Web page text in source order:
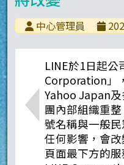
中心管理員
LINE於1日起公
Corporation」
Yahoo Japan
團內部組織重
號名稱與一般
任何影響，會
頁面最下方的